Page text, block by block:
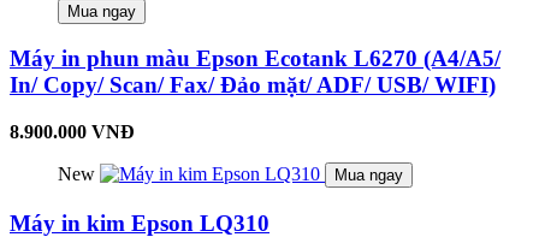
Mua ngay
Máy in phun màu Epson Ecotank L6270 (A4/A5/
In/ Copy/ Scan/ Fax/ Đảo mặt/ ADF/ USB/ WIFI)
8.900.000 VNĐ
New Mua ngay
Máy in kim Epson LQ310